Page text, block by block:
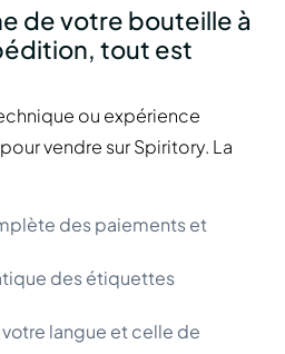
de votre bouteille à
tout est
ou expérience
vendre sur Spiritory. La
des paiements et
des étiquettes
langue et celle de